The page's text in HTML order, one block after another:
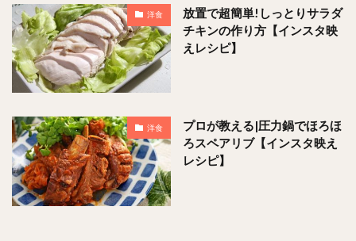
洋食
放置で超簡単!しっとりサラダ
チキンの作り方【インスタ映
えレシピ】
洋食
プロが教える|圧力鍋でほろほ
ろスペアリブ【インスタ映え
レシピ】